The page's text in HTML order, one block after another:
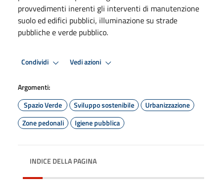
provvedimenti inerenti gli interventi di manutenzione
suolo ed edifici pubblici, illuminazione su strade
pubbliche e verde pubblico.
Condividi Vedi azioni
Argomenti:
Spazio Verde
Sviluppo sostenibile
Urbanizzazione
Zone pedonali
Igiene pubblica
INDICE DELLA PAGINA